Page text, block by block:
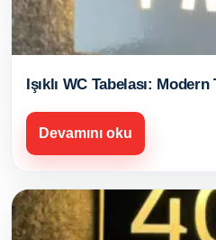
Işıklı WC Tabelası:
Devamını oku